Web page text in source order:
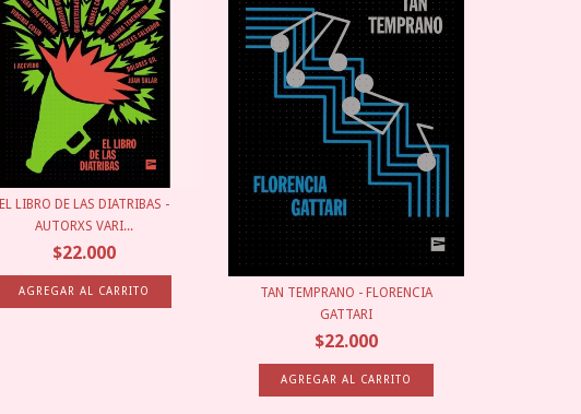
EL LIBRO DE LAS DIATRIBAS -
AUTORXS VARI...
$22.000
TAN TEMPRANO - FLORENCIA
GATTARI
$22.000